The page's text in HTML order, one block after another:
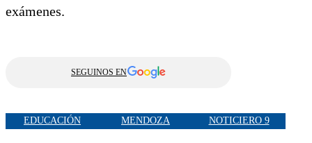
exámenes.
SEGUINOS EN
EDUCACIÓN MENDOZA NOTICIERO 9